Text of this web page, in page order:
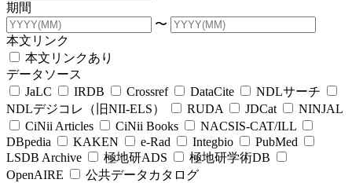
期間
〜
本文リンク
本文リンクあり
データソース
JaLC
IRDB Crossref DataCite
NDLサーチ
NDLデジコレ（旧NII-ELS）
RUDA JDCat
NINJAL
CiNii Articles
CiNii Books
NACSIS-CAT/ILL
DBpedia
KAKEN e-Rad Integbio
PubMed
LSDB Archive
極地研ADS
極地研学術DB
OpenAIRE
公共データカタログ